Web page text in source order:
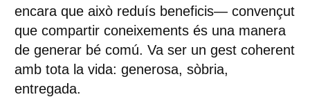
encara que això reduís beneficis— convençut
que compartir coneixements és una manera
de generar bé comú. Va ser un gest coherent
amb tota la vida: generosa, sòbria,
entregada.